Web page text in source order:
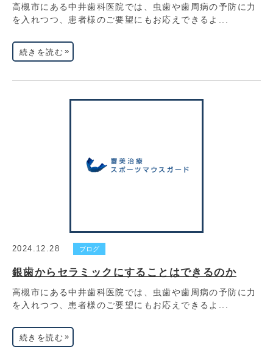
高槻市にある中井歯科医院では、虫歯や歯周病の予防に力
を入れつつ、患者様のご要望にもお応えできるよ...
続きを読む »
2024.12.28 ブログ
銀歯からセラミックにすることはできるのか
高槻市にある中井歯科医院では、虫歯や歯周病の予防に力
を入れつつ、患者様のご要望にもお応えできるよ...
続きを読む »